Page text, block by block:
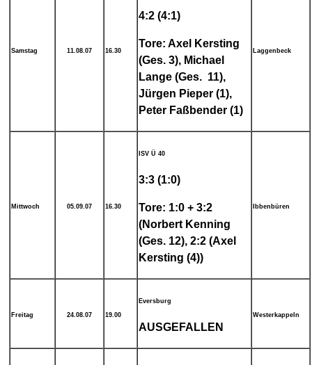
Samstag 11.08.07 16.30
4:2 (4:1)
Tore: Axel Kersting
(Ges. 3), Michael
Lange (Ges. 11),
Jürgen Pieper (1),
Peter Faßbender (1)
Laggenbeck
Mittwoch 05.09.07 16.30
ISV Ü 40
3:3 (1:0)
Tore: 1:0 + 3:2
(Norbert Kenning
(Ges. 12), 2:2 (Axel
Kersting (4))
Ibbenbüren
Freitag 24.08.07 19.00
Eversburg
AUSGEFALLEN
Westerkappeln